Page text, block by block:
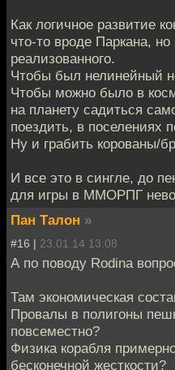
Как логичное развитие
что-то вроде Паркана, но
реализованного.
Чтобы был нелинейный
Чтобы можно было в
на планету садиться
поездить, в поселениях
Ну и грабить корованы/
И все это в сингле, до
для игры в ММОРПГ
Пан Талон »
#16 | 23.01.14 13:08
А по поводу Rodina
Там экономическая
Провалы в полигоны
повсеместно?
Физика корабля
бесконечной жесткости?